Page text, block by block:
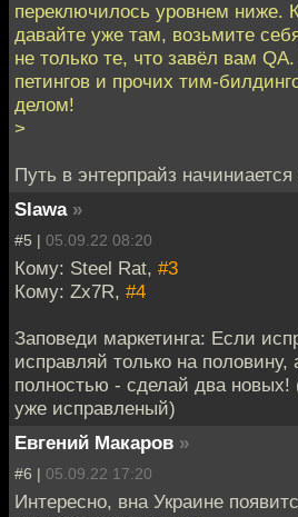
переключилось уровнем ниже.
давайте уже там, возьмите
не только те, что завёл вам
петингов и прочих тим-
делом!
>
Путь в энтерпрайз начиниается
Slawa »
#5 | 05.09.22 08:20
Кому: Steel Rat, #3
Кому: Zx7R, #4
Заповеди маркетинга: Если
исправляй только на
полностью - сделай два
уже исправленый)
Евгений Макаров »
#6 | 05.09.22 17:20
Интересно, вна Украине